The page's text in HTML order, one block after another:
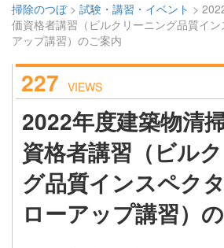
掃除のつぼ> 試験・講習・イベント >
価資格者講習（ビルクリーニング品質イ
アップ講習）のご案内
227 VIEWS
2022年度建築物清
資格者講習（ビル
グ品質インスペク
ローアップ講習）